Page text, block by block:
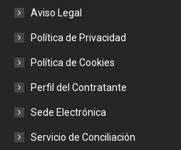
in
new
in
in
Aviso Legal
Política de Privacidad
Política de Cookies
Perfil del Contratante
Sede Electrónica
Servicio de Conciliación